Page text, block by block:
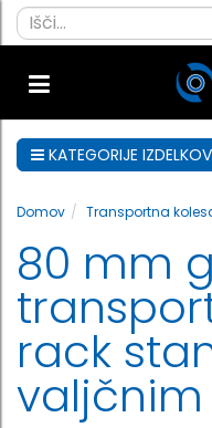
KATEGORIJE IZDELKOV
Domov Transportna
80 mm
rack